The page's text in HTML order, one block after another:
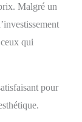
le
faciliter
Malgré un
qui
pour